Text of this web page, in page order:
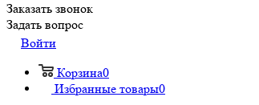
Заказать звонок
Задать вопрос
Войти
Корзина0
Избранные товары0